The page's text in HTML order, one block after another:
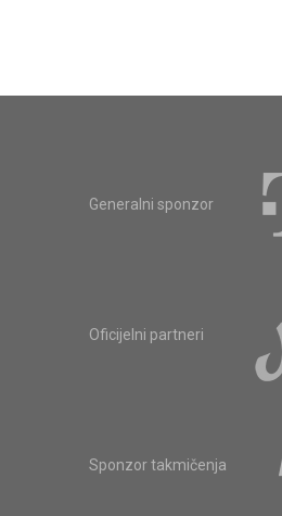
Generalni sponzor
Oficijelni partneri
Sponzor takmičenja